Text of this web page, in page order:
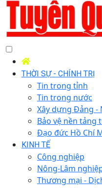
THỜI SỰ - CHÍNH TRỊ
Tin trong tỉnh
Tin trong nước
Xây dựng Đảng -
Bảo vệ nền tảng
Đạo đức Hồ Chí
KINH TẾ
Công nghiệp
Nông-Lâm
Thương mại -